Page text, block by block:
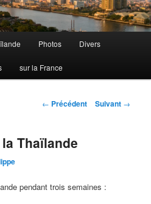
Photos Divers
sur la France
Navigation
← Précédent Suivant →
Thaïlande
pendant trois semaines :